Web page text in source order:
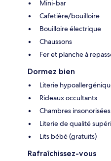
Mini-bar
Cafetière/bouilloire
Bouilloire électrique
Chaussons
Fer et planche à
Dormez bien
Literie
Rideaux occultants
Chambres insonorisées
Literie de qualité
Lits bébé (gratuits)
Rafraîchissez-vous